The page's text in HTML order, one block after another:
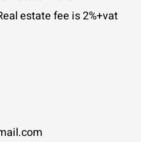
estate fee is 2%+vat